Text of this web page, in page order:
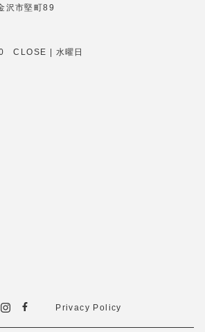
市堅町89
CLOSE | 水曜日
Privacy Policy